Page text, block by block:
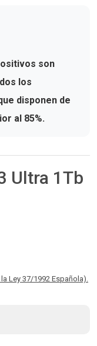
son
los
disponen de
al 85%.
Ultra 1Tb
Ley 37/1992 Española).